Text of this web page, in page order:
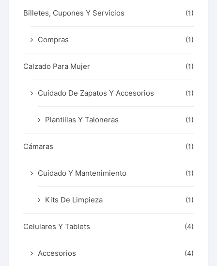
Billetes, Cupones Y Servicios (1)
Compras (1)
Calzado Para Mujer (1)
Cuidado De Zapatos Y Accesorios (1)
Plantillas Y Taloneras (1)
Cámaras (1)
Cuidado Y Mantenimiento (1)
Kits De Limpieza (1)
Celulares Y Tablets (4)
Accesorios (4)